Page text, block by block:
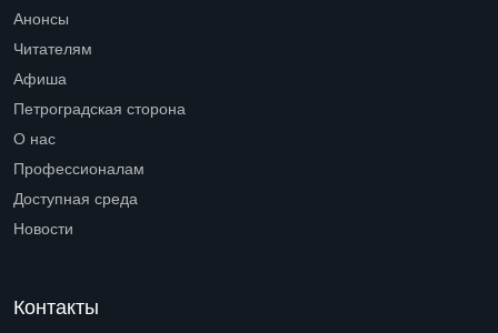
Анонсы
Читателям
Афиша
Петроградская сторона
О нас
Профессионалам
Доступная среда
Новости
Контакты